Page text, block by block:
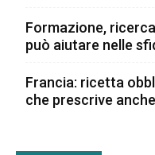
Formazione,
può aiutare nelle
Francia: ricetta
che prescrive